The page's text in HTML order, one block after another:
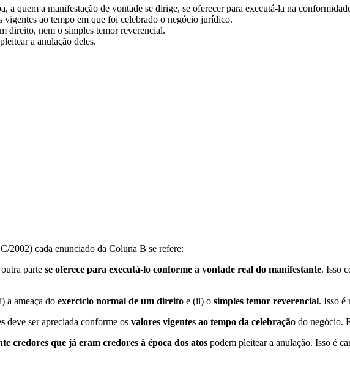
quem a manifestação de vontade se dirige, se oferecer para executá-la na
vigentes ao tempo em que foi celebrado o negócio jurídico.
direito, nem o simples temor reverencial.
a anulação deles.
2002) cada enunciado da Coluna B se refere:
parte se oferece para executá-lo conforme a vontade real do manifestante. Isso
a ameaça do exercício normal de um direito e (ii) o simples temor reverencial. Isso é
deve ser apreciada conforme os valores vigentes ao tempo da celebração do negócio.
credores que já eram credores à época dos atos podem pleitear a anulação. Isso é